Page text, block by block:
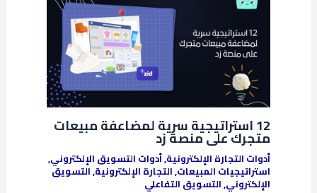
12 استراتيجية سرية لمضاعفة مبيعات
متجرك على منصة زد
أدوات التجارة الإلكترونية,أدوات التسويق الإلكتروني,
استراتيجيات المبيعات,التجارة الإلكترونية,التسويق
الإلكتروني,التسويق التفاعلي